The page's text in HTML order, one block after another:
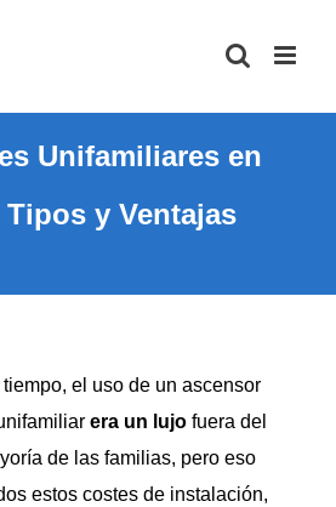
Unifamiliares en
y Ventajas
el uso de un ascensor
era un lujofuera del
de las familias, pero eso
estos costes de instalación,